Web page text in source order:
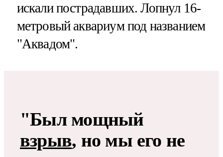
искали пострадавших. Лопнул 16-
метровый аквариум под названием
"Аквадом".
"Был мощный
взрыв, но мы его не